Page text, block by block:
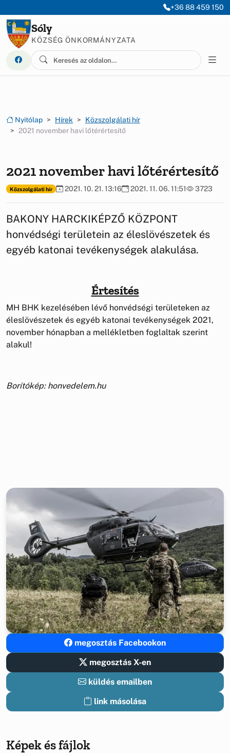
+36 88 459 150
Sóly
KÖZSÉG ÖNKORMÁNYZATA
Nyitólap Hírek
Közszolgálati hír
2021 november havi lőtérértesítő
2021 november havi lőtérértesítő
Közszolgálati hír 2021. 10. 21. 13:16 2021. 11. 06. 11:51 3723
BAKONY HARCKIKÉPZŐ KÖZPONT
honvédségi területein az éleslövészetek és
egyéb katonai tevékenységek alakulása.
Értesítés
MH BHK kezelésében lévő honvédségi területeken az
éleslövészetek és egyéb katonai tevékenységek 2021,
november hónapban a mellékletben foglaltak szerint
alakul!
Borítókép: honvedelem.hu
megosztás Facebookon
megosztás X-en
küldés emailben
link másolása
Képek és fájlok